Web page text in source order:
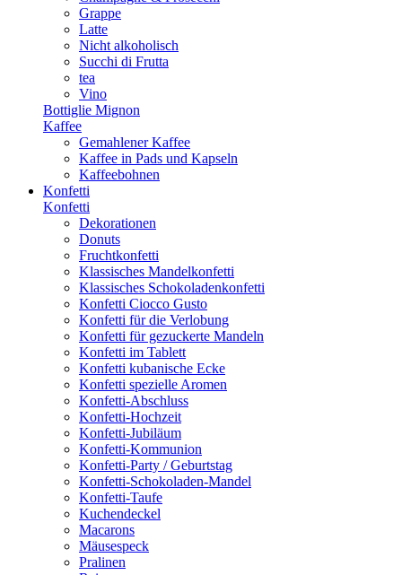
Grappe
Latte
Nicht alkoholisch
Succhi di Frutta
tea
Vino
Bottiglie Mignon
Kaffee
Gemahlener Kaffee
Kaffee in Pads und Kapseln
Kaffeebohnen
Konfetti
Konfetti
Dekorationen
Donuts
Fruchtkonfetti
Klassisches Mandelkonfetti
Klassisches Schokoladenkonfetti
Konfetti Ciocco Gusto
Konfetti für die Verlobung
Konfetti für gezuckerte Mandeln
Konfetti im Tablett
Konfetti kubanische Ecke
Konfetti spezielle Aromen
Konfetti-Abschluss
Konfetti-Hochzeit
Konfetti-Jubiläum
Konfetti-Kommunion
Konfetti-Party / Geburtstag
Konfetti-Schokoladen-Mandel
Konfetti-Taufe
Kuchendeckel
Macarons
Mäusespeck
Pralinen